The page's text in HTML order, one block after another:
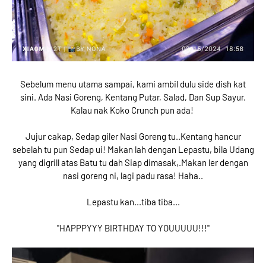
Sebelum menu utama sampai, kami ambil dulu side dish kat
sini. Ada Nasi Goreng, Kentang Putar, Salad, Dan Sup Sayur.
Kalau nak Koko Crunch pun ada!
Jujur cakap, Sedap giler Nasi Goreng tu..Kentang hancur
sebelah tu pun Sedap ui! Makan lah dengan Lepastu, bila Udang
yang digrill atas Batu tu dah Siap dimasak,.Makan ler dengan
nasi goreng ni, lagi padu rasa! Haha..
Lepastu kan...tiba tiba...
"HAPPPYYY BIRTHDAY TO YOUUUUU!!!"